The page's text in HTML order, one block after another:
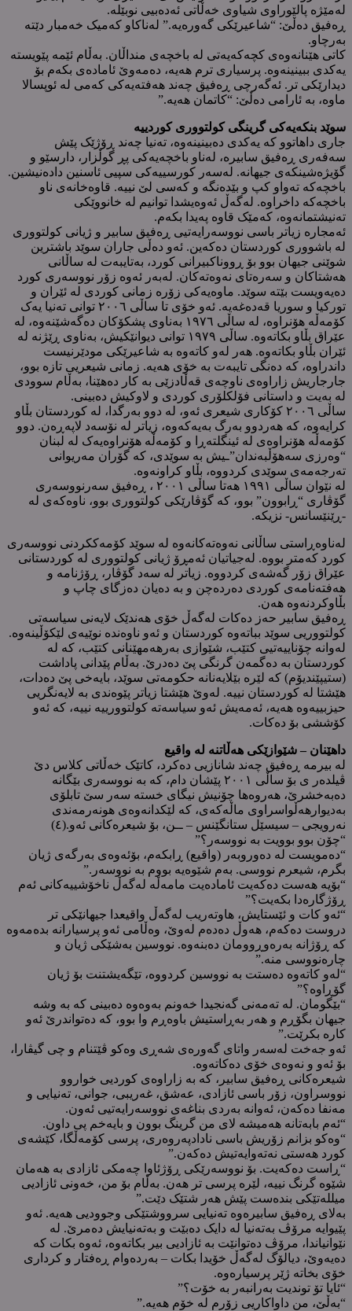
لەمێژە پالێوراوی شیاوی خەڵاتی ئەدەبیی نوبێلە.
ڕەفیق دەڵێ: “شاعیرێکی گەورەیە.” لەناکاو کەمیک خەمبار دێتە
بەرچاو.
کاتی هێنانەوەی کچەکەیەتی لە باخچەی منداڵان. بەڵام ئێمە پێویستە
یەکدی ببینینەوە. پرسیاری ترم هەیە، دەمەوێ ئامادەی بکەم بۆ
دیدارێکی تر. ئەگەرچی ڕەفیق چەند هەفتەیەکی کەمی لە ئوپسالا
ماوە، بە ئارامی دەڵێ: “کاتمان هەیە.”
سوێد بنکەیەکی گرینگی کولتووری کوردییە
جاری داهاتوو کە یەکدی دەبینینەوە، تەنیا چەند ڕۆژێک پێش
سەفەری ڕەفیق سابیرە، لەناو باخچەیەکی پڕ گوڵزار، دارسێو و
گۆیژەشینکەی جیهانە. لەسەر کورسییەکی سپیی ئاسنین دادەنیشین.
باخچەکە تەواو کپ و بێدەنگە و کەسی لێ نییە. قاوەخانەی ناو
باخچەکە داخراوە. لەگەڵ ئەوەیشدا توانیم لە خانووێکی
تەنیشتمانەوە، کەمێک قاوە پەیدا بکەم.
ئەمجارە زیاتر باسی نووسەرایەتیی ڕەفیق سابیر و ژیانی کولتووری
لە باشووری کوردستان دەکەین. ئەو دەڵی جاران سوێد باشترین
شوێنی جیهان بوو بۆ ڕووناکبیرانی کورد، بەتایبەت لە ساڵانی
هەشتاکان و سەرەتای نەوەتەکان. لەبەر ئەوە زۆر نووسەری کورد
دەیەویست بێتە سوێد. ماوەیەکی زۆرە زمانی کوردی لە ئێران و
تورکیا و سوریا قەدەغەیە. ئەو خۆی تا ساڵی ٢٠٠٦ توانی تەنیا یەک
کۆمەڵە هۆنراوە، لە ساڵی ١٩٧٦ بەناوی پشکۆکان دەگەشێنەوە، لە
عێراق بڵاو بکاتەوە. ساڵی ١٩٧٩ توانی دیوانێکیش، بەناوی ڕێژنە لە
ئێران بڵاو بکاتەوە. هەر لەو کاتەوە بە شاعیرێکی مودێرنیست
داندراوە، کە دەنگی تایبەت بە خۆی هەیە. زمانی شیعریی تازە بوو،
جارجاریش زاراوەی ناوچەی قەڵادزێی بە کار دەهێنا، بەڵام سوودی
لە بەیت و داستانی فۆلکلۆری کوردی و لاوکیش دەبینی.
ساڵی ٢٠٠٦ کۆکاری شیعری ئەو، لە دوو بەرگدا، لە کوردستان بڵاو
کرایەوە، کە هەردوو بەرگ بەیەکەوە، زیاتر لە نۆسەد لاپەڕەن. دوو
کۆمەڵە هۆنراوەی لە ئینگلتەڕا و کۆمەڵە هۆنراوەیەک لە لبنان
“وەرزی سەهۆڵبەندان”ـیش بە سوێدی، کە گۆران مەریوانی
تەرجەمەی سوێدی کردووە، بڵاو کراونەوە.
لە نێوان ساڵی ١٩٩١ هەتا ساڵی ٢٠٠١ ، ڕەفیق سەرنووسەری
گۆڤاری “ڕابوون” بوو، کە گۆڤارێکی کولتووری بوو، ناوەکەی لە
-ڕێنێسانس- نزیکە.
لەناوەڕاستی ساڵانی نەوەتەکانەوە لە سوێد کۆمەککردنی نووسەری
کورد کەمتر بووە. لەجیاتیان ئەمڕۆ ژیانی کولتووری لە کوردستانی
عێراق زۆر گەشەی کردووە. زیاتر لە سەد گۆڤار، ڕۆژنامە و
هەفتەنامەی کوردی دەردەچن و بە دەیان دەزگای چاپ و
بڵاوکردنەوە هەن.
ڕەفیق سابیر حەز دەکات لەگەڵ خۆی هەندێک لایەنی سیاسەتی
کولتووریی سوێد بباتەوە کوردستان و ئەو ناوەندە نوێیەی لێکۆڵینەوە.
لەوانە چۆناییەتیی کتێب، شێوازی بەرهەمهێنانی کتێب، کە لە
کوردستان بە دەگمەن گرنگی پێ دەدرێ. بەڵام پێدانی پاداشت
(ستیپێندیۆم) کە لێرە بێلایەنانە حکومەتی سوێد، بایەخی پێ دەدات،
هێشتا لە کوردستان نییە. لەوێ هێشتا زیاتر پێوەندی بە لایەنگریی
حیزبییەوە هەیە، ئەمەیش ئەو سیاسەتە کولتوورییە نییە، کە ئەو
کۆششی بۆ دەکات.
داهێنان – شێوازێکی هەڵاتنە لە واقیع
لە بیرمە ڕەفیق چەند شانازیی دەکرد، کاتێک خەڵاتی کلاس دێ
ڤیلدەر ی بۆ ساڵی ٢٠٠١ پێشان دام، کە بە نووسەری بێگانە
دەبەخشرێ، هەروەها چۆنیش نیگای خستە سەر سێ تابلۆی
بەدیوارهەڵواسراوی ماڵەکەی، کە لێکدانەوەی هونەرمەندی
نەرویجی – سیسێل ستانگێنس – ــن، بۆ شیعرەکانی ئەو.(٤)
“چۆن بوو بوویت بە نووسەر؟”
“دەمویست لە دەوروبەر (واقیع) ڕابکەم، بۆئەوەی بەرگەی ژیان
بگرم، شیعرم نووسی. بەم شێوەیە بووم بە نووسەر.”
“بۆیە هەست دەکەیت ئامادەیت مامەڵە لەگەڵ ناخۆشییەکانی ئەم
ڕۆژگارەدا بکەیت؟”
“ئەو کات و ئێستایش، هاوتەریب لەگەڵ واقیعدا جیهانێکی تر
دروست دەکەم، هەوڵ دەدەم لەوێ، وەڵامی ئەو پرسیارانە بدەمەوە
کە ڕۆژانە بەرەوڕوومان دەبنەوە. نووسین بەشێکی ژیان و
چارەنووسی منە.”
“لەو کاتەوە دەستت بە نووسین کردووە، تێگەیشتنت بۆ ژیان
گۆڕاوە؟”
“بێگومان. لە تەمەنی گەنجیدا خەونم بەوەوە دەبینی کە بە وشە
جیهان بگۆڕم و هەر بەڕاستیش باوەڕم وا بوو، کە دەتواندرێ ئەو
کارە بکرێت.”
ئەو جەخت لەسەر واتای گەورەی شەڕی وەکو ڤێتنام و چی گیڤارا،
بۆ ئەو و نەوەی خۆی دەکاتەوە.
شیعرەکانی ڕەفیق سابیر، کە بە زاراوەی کوردیی خواروو
نووسراون، زۆر باسی ئازادی، عەشق، غەریبی، جوانی، تەنیایی و
مەنفا دەکەن، ئەوانە بەردی بناغەی نووسەرایەتیی ئەون.
“ئەم بابەتانە هەمیشە لای من گرینگ بوون و بایەخم پی داون.
“وەکو بزانم زۆریش باسی نادادپەروەری، پرسی کۆمەڵگا، کێشەی
کورد هەستی نەتەوایەتیش دەکەن.”
“ڕاست دەکەیت. بۆ نووسەرێکی ڕۆژئاوا چەمکی ئازادی بە هەمان
شێوە گرنگ نییە، لێرە پرسی تر هەن. بەڵام بۆ من، خەونی ئازادیی
میللەتێکی بندەست پێش هەر شتێک دێت.”
بەلای ڕەفیق سابیرەوە تەنیایی سرووشتێکی وجوودیی هەیە. ئەو
پێیوایە مرۆڤ بەتەنیا لە دایک دەبێت و بەتەنیایش دەمرێ. لە
نێوانیاندا، مرۆڤ دەتوانێت بە ئازادیی بیر بکاتەوە، ئەوە بکات کە
دەیەوێ، دیالۆگ لەگەڵ خۆیدا بکات – بەردەوام ڕەفتار و کرداری
خۆی بخاتە ژێر پرسیارەوە.
“ئایا تۆ توندیت بەرانبەر بە خۆت؟”
“بەڵێ، من داواکاریی زۆرم لە خۆم هەیە.”